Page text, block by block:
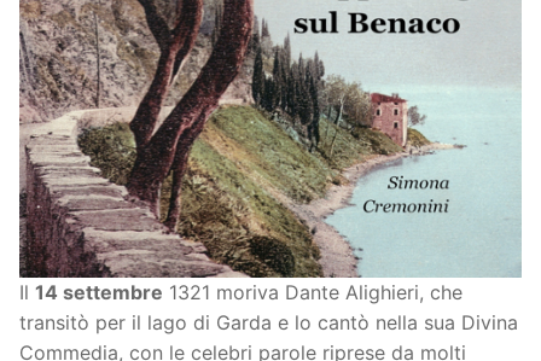
Il 14 settembre 1321 moriva Dante Alighieri, che
transitò per il lago di Garda e lo cantò nella sua Divina
Commedia, con le celebri parole riprese da molti